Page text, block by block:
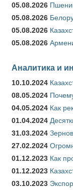
05.08.2026
05.08.2026
05.08.2026
05.08.2026
Аналитика и
10.10.2024
08.05.2024
04.05.2024 Как
01.04.2024
31.03.2024
27.02.2024
01.12.2023 Как
01.12.2023
03.10.2023